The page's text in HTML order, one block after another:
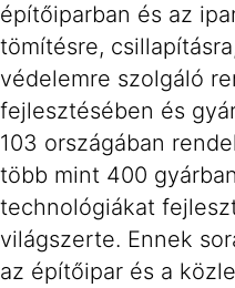
építőiparban és az
tömítésre,
védelemre szolgáló
fejlesztésében és
103 országában
több mint 400
technológiákat
világszerte. Ennek
az építőipar és a